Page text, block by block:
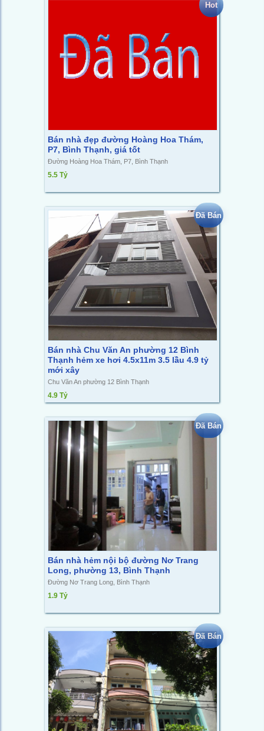
Bán nhà đẹp đường Hoàng Hoa Thám,
P7, Bình Thạnh, giá tốt
Đường Hoàng Hoa Thám, P7, Bình Thạnh
5.5 Tỷ
Hot
Bán nhà Chu Văn An phường 12 Bình
Thạnh hẻm xe hơi 4.5x11m 3.5 lầu 4.9 tỷ
mới xây
Chu Văn An phường 12 Bình Thạnh
4.9 Tỷ
Đã Bán
Bán nhà hẻm nội bộ đường Nơ Trang
Long, phường 13, Bình Thạnh
Đường Nơ Trang Long, Bình Thạnh
1.9 Tỷ
Đã Bán
Đã Bán